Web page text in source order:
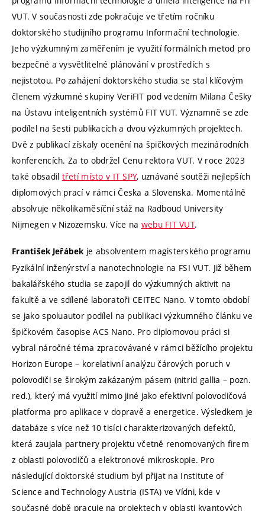
VUT. V současnosti zde pokračuje ve třetím ročníku
doktorského studijního programu Informační technologie.
Jeho výzkumným zaměřením je využití formálních metod pro
bezpečné a vysvětlitelné plánování v prostředích s
nejistotou. Po zahájení doktorského studia se stal klíčovým
členem výzkumné skupiny VeriFIT pod vedením Milana Češky
na Ústavu inteligentních systémů FIT VUT. Významně se zde
podílel na šesti publikacích a dvou výzkumných projektech.
Dvě z publikací získaly ocenění na špičkových mezinárodních
konferencích. Za to obdržel Cenu rektora VUT. V roce 2023
také obsadil třetí místo v IT SPY, uznávané soutěži nejlepších
diplomových prací v rámci Česka a Slovenska. Momentálně
absolvuje několikaměsíční stáž na Radboud University
Nijmegen v Nizozemsku. Více na webu FIT VUT.
František Jeřábek je absolventem magisterského programu
Fyzikální inženýrství a nanotechnologie na FSI VUT. Již během
bakalářského studia se zapojil do výzkumných aktivit na
fakultě a ve sdílené laboratoři CEITEC Nano. V tomto období
se jako spoluautor podílel na publikaci výzkumného článku ve
špičkovém časopise ACS Nano. Pro diplomovou práci si
vybral náročné téma zpracovávané v rámci běžícího projektu
Horizon Europe – korelativní analýzu čárových poruch v
polovodiči se širokým zakázaným pásem (nitrid gallia – pozn.
red.), který má využití mimo jiné jako efektivní polovodičová
platforma pro aplikace v dopravě a energetice. Výsledkem je
databáze s více než 10 tisíci charakterizovaných defektů,
která zaujala partnery projektu včetně renomovaných firem
z oblasti polovodičů a elektronové mikroskopie. Pro
následující doktorské studium byl přijat na Institute of
Science and Technology Austria (ISTA) ve Vídni, kde v
současné době pracuje na projektech v oblasti kvantových